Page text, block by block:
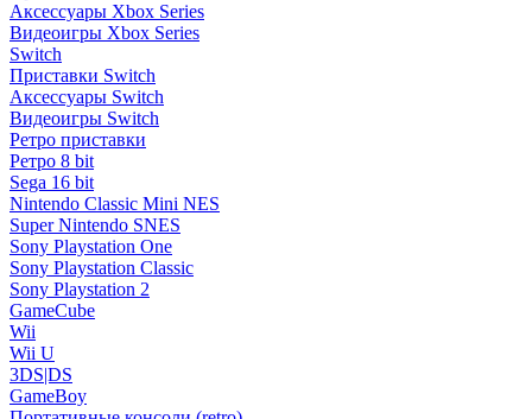
Аксессуары Xbox Series
Видеоигры Xbox Series
Switch
Приставки Switch
Аксессуары Switch
Видеоигры Switch
Ретро приставки
Ретро 8 bit
Sega 16 bit
Nintendo Classic Mini NES
Super Nintendo SNES
Sony Playstation One
Sony Playstation Classic
Sony Playstation 2
GameCube
Wii
Wii U
3DS|DS
GameBoy